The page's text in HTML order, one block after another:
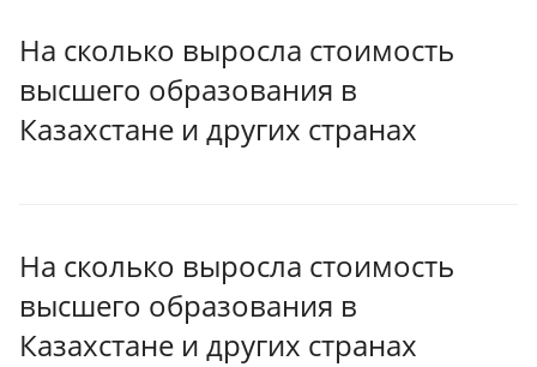
На сколько выросла стоимость
высшего образования в
Казахстане и других странах
На сколько выросла стоимость
высшего образования в
Казахстане и других странах